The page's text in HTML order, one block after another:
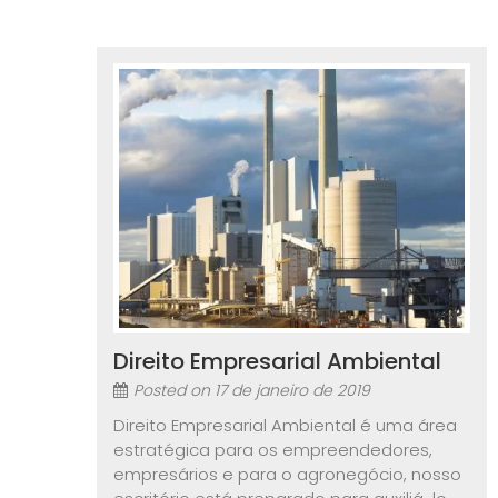
Direito Empresarial Ambiental
Posted on 17 de janeiro de 2019
Direito Empresarial Ambiental é uma área
estratégica para os empreendedores,
empresários e para o agronegócio, nosso